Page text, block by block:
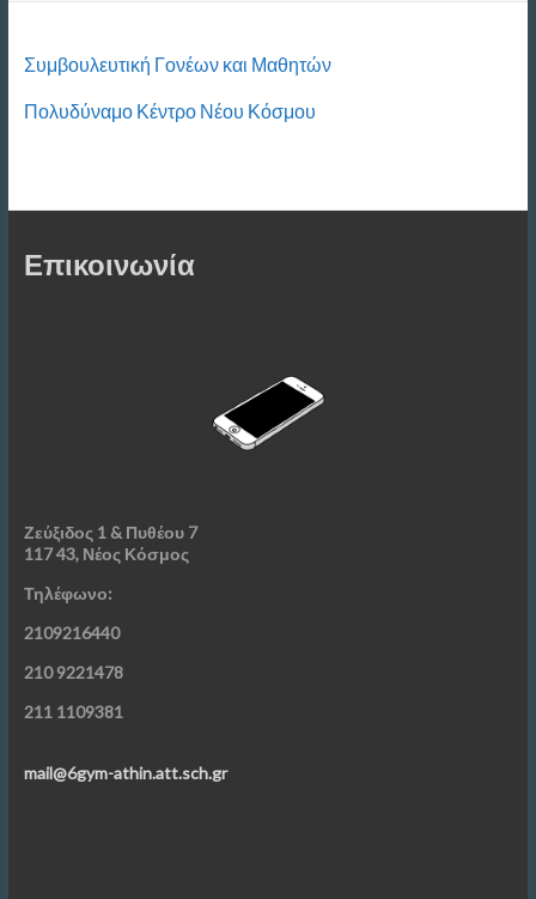
Συμβουλευτική Γονέων και Μαθητών
Πολυδύναμο Κέντρο Νέου Κόσμου
Επικοινωνία
Ζεύξιδος 1 & Πυθέου 7
117 43, Νέος Κόσμος
Τηλέφωνο:
2109216440
210 9221478
211 1109381
mail@6gym-athin.att.sch.gr